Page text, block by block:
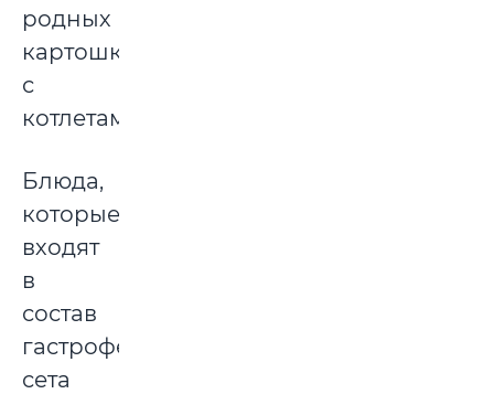
родных
картошки
с
котлетами.
Блюда,
которые
входят
в
состав
гастрофестивального
сета